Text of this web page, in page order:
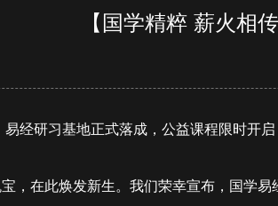
【国学精粹 薪火相
易经研习基地正式落成，公益课程限时开启
，在此焕发新生。我们荣幸宣布，国学